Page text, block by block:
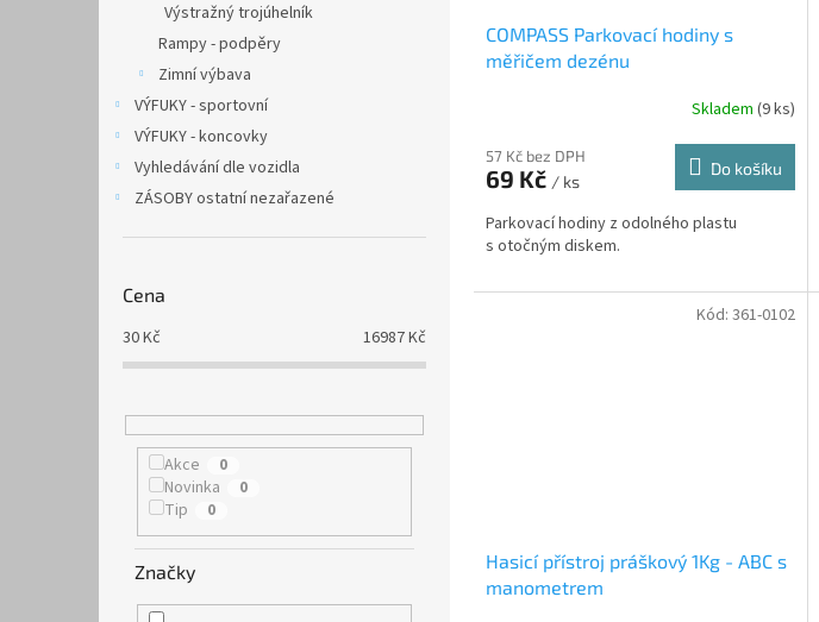
Výstražný trojúhelník
Rampy - podpěry
Zimní výbava
VÝFUKY - sportovní
VÝFUKY - koncovky
Vyhledávání dle vozidla
ZÁSOBY ostatní nezařazené
Cena
30Kč 16987Kč
Akce 0
Novinka 0
Tip 0
Značky
COMPASS Parkovací hodiny s
měřičem dezénu
Skladem (9 ks)
57 Kč bez DPH
69 Kč / ks
Do košíku
Parkovací hodiny z odolného plastu
s otočným diskem.
Hasicí přístroj práškový 1Kg - ABC s
manometrem
Kód: 361-0102